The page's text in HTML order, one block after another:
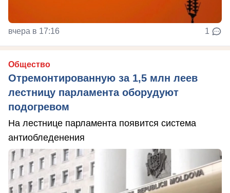
вчера в 17:16 1
Общество
Отремонтированную за 1,5 млн леев
лестницу парламента оборудуют
подогревом
На лестнице парламента появится система
антиобледенения